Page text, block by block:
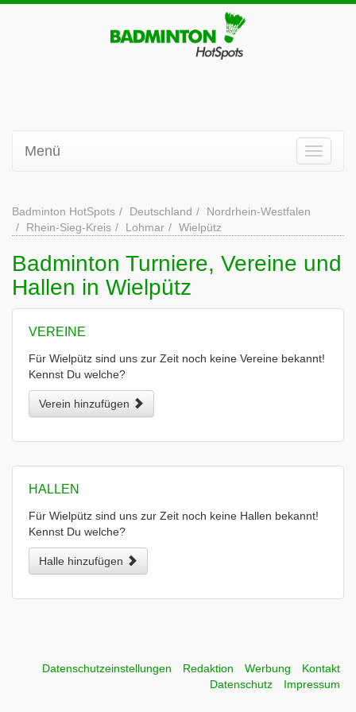
Menü
Badminton HotSpots Deutschland
Nordrhein-Westfalen
Rhein-Sieg-Kreis
Lohmar Wielpütz
Badminton Turniere, Vereine und
Hallen in Wielpütz
VEREINE
Für Wielpütz sind uns zur Zeit noch keine Vereine bekannt!
Kennst Du welche?
Verein hinzufügen
HALLEN
Für Wielpütz sind uns zur Zeit noch keine Hallen bekannt!
Kennst Du welche?
Halle hinzufügen
Datenschutzeinstellungen Redaktion Werbung
Kontakt
Datenschutz
Impressum